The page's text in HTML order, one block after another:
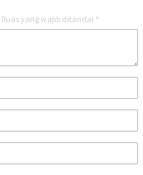
Ruas yang wajib ditandai *